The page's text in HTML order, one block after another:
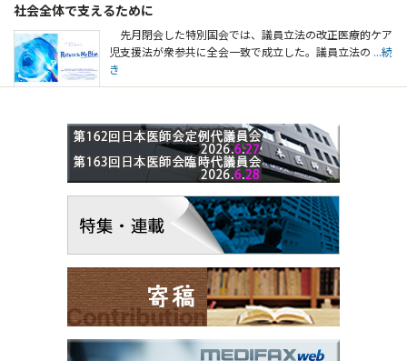
社会全体で支えるために
先月閉会した特別国会では、議員立法の改正医療的ケア
児支援法が衆参共に全会一致で成立した。議員立法の ...続
き